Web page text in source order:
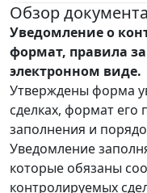
Обзор документа
Уведомление о
формат, правила
электронном виде.
Утверждены форма
сделках, формат его
заполнения и
Уведомление
которые обязаны
контролируемых